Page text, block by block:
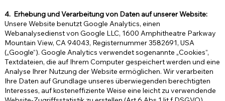
4. Erhebung und Verarbeitung von Daten auf unserer Website:
Unsere Website benutzt Google Analytics, einen
Webanalysedienst von Google LLC, 1600 Amphitheatre Parkway
Mountain View, CA 94043, Registernummer 3582691, USA
(„Google“). Google Analytics verwendet sogenannte „Cookies“,
Textdateien, die auf Ihrem Computer gespeichert werden und eine
Analyse Ihrer Nutzung der Website ermöglichen. Wir verarbeiten
Ihre Daten auf Grundlage unseres überwiegenden berechtigten
Interesses, auf kosteneffiziente Weise eine leicht zu verwendende